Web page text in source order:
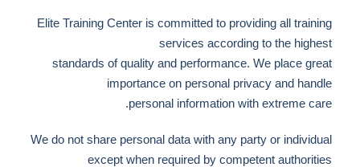
Elite Training Center is committed to providing all training
services according to the highest
standards of quality and performance. We place great
importance on personal privacy and handle
personal information with extreme care.
We do not share personal data with any party or individual
except when required by competent authorities